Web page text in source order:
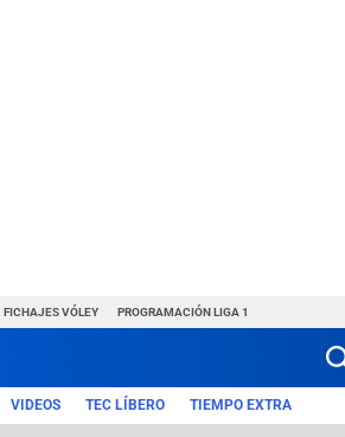
FICHAJES VÓLEY PROGRAMACIÓN LIGA 1
VIDEOS TEC LÍBERO TIEMPO EXTRA